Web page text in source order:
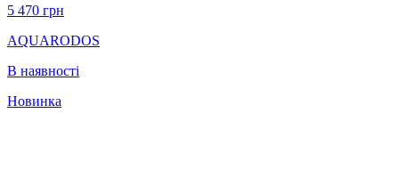
5 470 грн
AQUARODOS
В наявності
Новинка